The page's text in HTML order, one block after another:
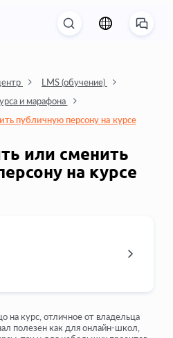
LMS (обучение)
и марафона
публичную персону на курсе
или сменить
на курсе
на курс, отличное от владельца
полезен как для онлайн-школ,